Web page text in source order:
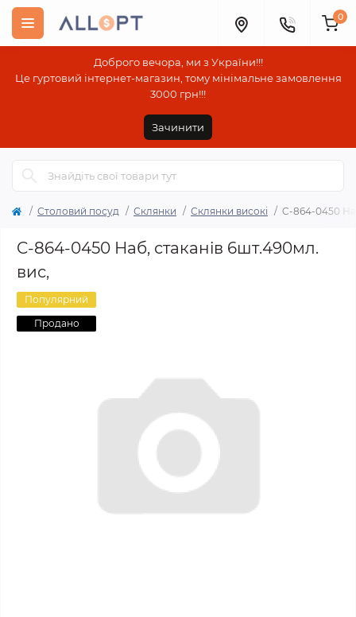
Доброго вечора, ми з України!!!
Це гуртовий інтернет-магазин, тому мінімальне замовлення
3000 грн!!!
Зачинити
0
Столовий посуд Склянки Склянки високі C-864-0450
C-864-0450 Наб, стаканів 6шт.490мл.
вис,
Популярний
Продано